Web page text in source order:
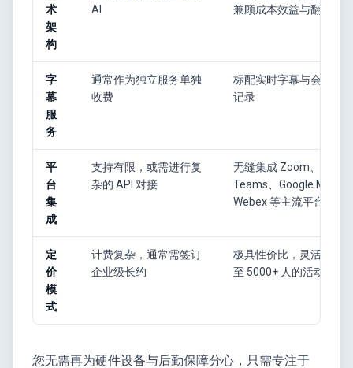
术
架
构
AI
兼顾成本效益与翻译精
字
幕
服
务
通常作为独立服务单独
收费
标配实时字幕与会议文
记录
平
台
集
成
支持有限，或需进行复
杂的 API 对接
无缝集成 Zoom、
Teams、Google Meet、
Webex 等主流平台
定
价
模
式
计费复杂，通常需签订
企业级长约
极具性价比，灵活支持
至 5000+ 人的活动规模
您无需再为硬件设备与后勤保障分心，只需专注于